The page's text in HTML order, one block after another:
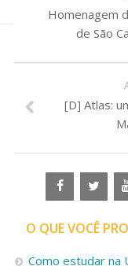
Homenagem
de São
[D] Atlas:
O QUE VOCÊ
Como estudar na